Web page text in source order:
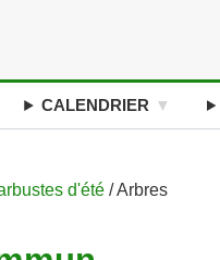
CALENDRIER
d'été / Arbres